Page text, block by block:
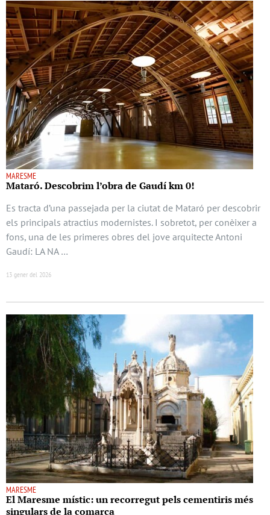
MARESME
Mataró. Descobrim l’obra de Gaudí km 0!
Es tracta d’una passejada per la ciutat de Mataró per descobrir
els principals atractius modernistes. I sobretot, per conèixer a
fons, una de les primeres obres del jove arquitecte Antoni
Gaudí: LA NA …
13 gener del 2026
MARESME
El Maresme místic: un recorregut pels cementiris més
singulars de la comarca